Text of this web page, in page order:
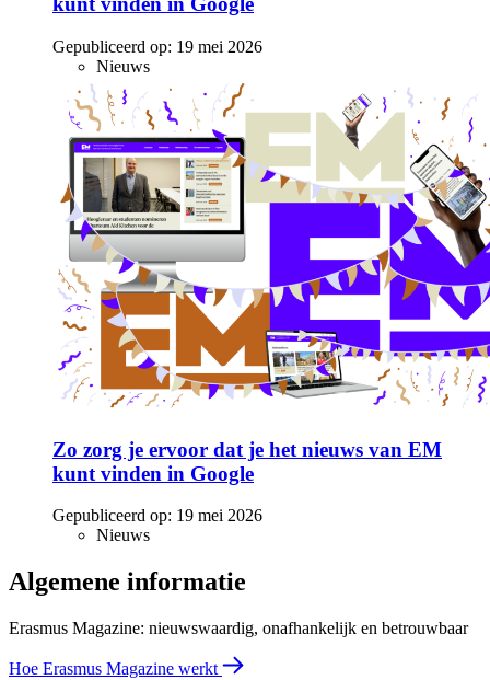
Gepubliceerd op: 19 mei 2026
Nieuws
Zo zorg je ervoor dat je het nieuws van EM
kunt vinden in Google
Gepubliceerd op: 19 mei 2026
Nieuws
Algemene informatie
Erasmus Magazine: nieuwswaardig, onafhankelijk en betrouwbaar
Hoe Erasmus Magazine werkt